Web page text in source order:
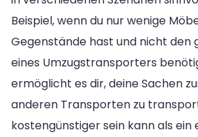
Beispiel, wenn du nur wenige
Gegenstände hast und nicht den
eines Umzugstransporters
ermöglicht es dir, deine Sachen
anderen Transporten zu
kostengünstiger sein kann als ein